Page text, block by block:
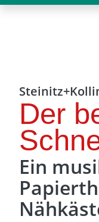
Der
Ein